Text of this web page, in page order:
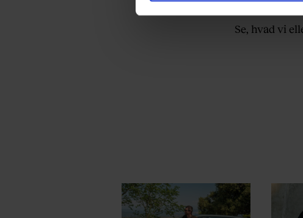
Du kan til enhver tid trække dit
Se, hvad vi